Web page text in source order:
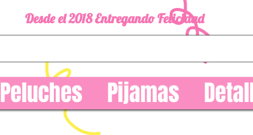
Desde el 2018 Entregando Felicidad
Peluches Pijamas